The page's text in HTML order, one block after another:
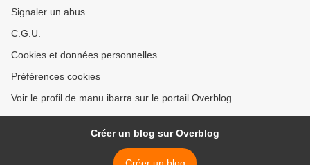
Signaler un abus
C.G.U.
Cookies et données personnelles
Préférences cookies
Voir le profil de manu ibarra sur le portail Overblog
Créer un blog sur Overblog